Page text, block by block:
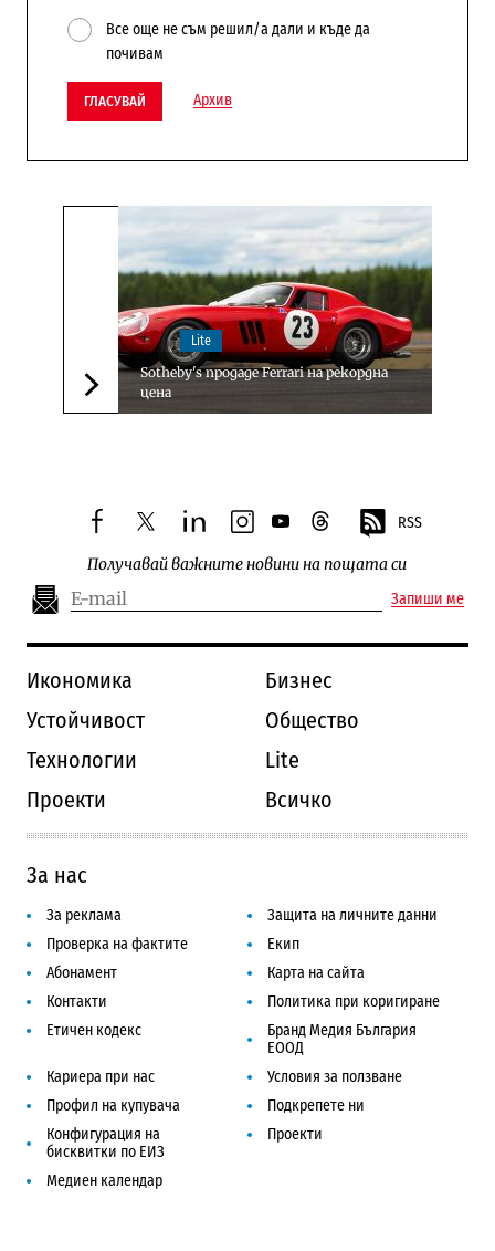
Все още не съм решил/а дали и къде да
почивам
ГЛАСУВАЙ Архив
Следваща новина
Lite
Sotheby's продаде Ferrari на рекордна
цена
facebooktwitterlinkedininstagram
youtubethreads RSS
Получавай важните новини на пощата си
Запиши ме
Икономика
Бизнес
Устойчивост
Общество
Технологии
Lite
Проекти
Всичко
За нас
За реклама
Защита на личните данни
Проверка на фактите
Екип
Абонамент
Карта на сайта
Контакти
Политика при коригиране
Етичен кодекс
Бранд Медия България
ЕООД
Кариера при нас
Условия за ползване
Профил на купувача
Подкрепете ни
Конфигурация на
бисквитки по ЕИЗ
Проекти
Медиен календар